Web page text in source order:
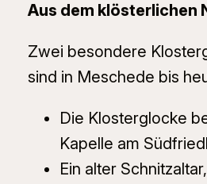
Aus dem klösterlichen
Zwei besondere
sind in Meschede bis
Die Klosterglocke
Kapelle am
Ein alter